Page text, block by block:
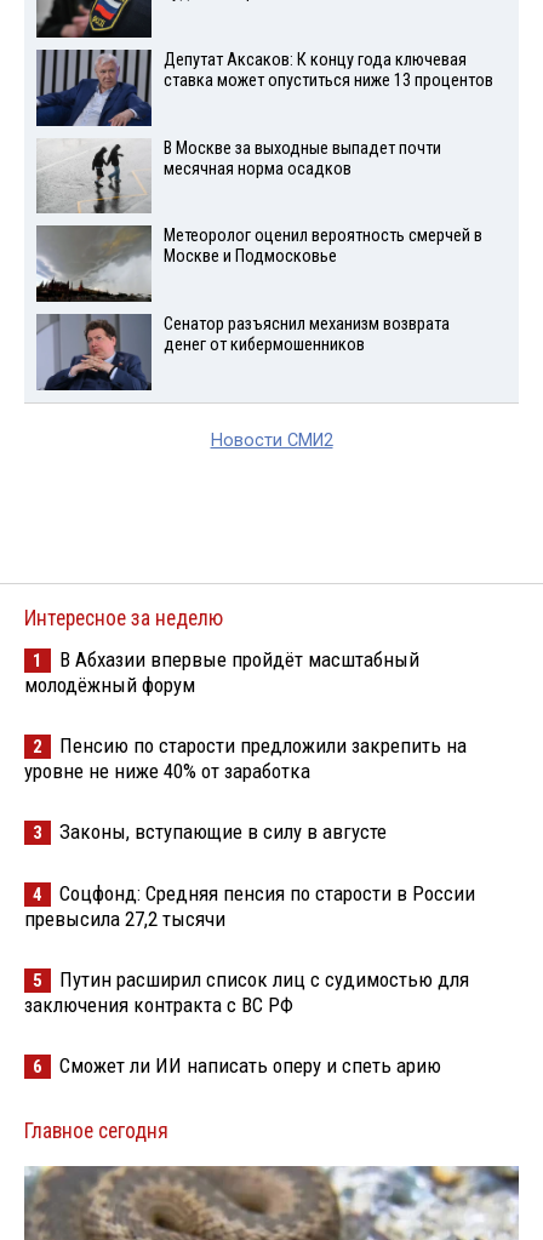
Депутат Аксаков: К концу года ключевая
ставка может опуститься ниже 13 процентов
В Москве за выходные выпадет почти
месячная норма осадков
Метеоролог оценил вероятность смерчей в
Москве и Подмосковье
Сенатор разъяснил механизм возврата
денег от кибермошенников
Новости СМИ2
Интересное за неделю
1
В Абхазии впервые пройдёт масштабный
молодёжный форум
2
Пенсию по старости предложили закрепить на
уровне не ниже 40% от заработка
3 Законы, вступающие в силу в августе
4
Соцфонд: Средняя пенсия по старости в России
превысила 27,2 тысячи
5
Путин расширил список лиц с судимостью для
заключения контракта с ВС РФ
6 Сможет ли ИИ написать оперу и спеть арию
Главное сегодня